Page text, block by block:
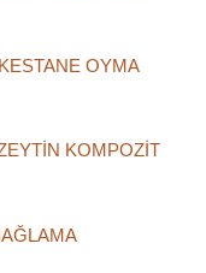
OYMA
KOMPOZİT